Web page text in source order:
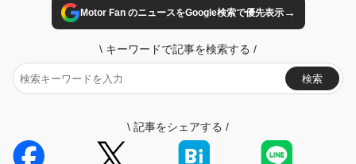
Motor Fan のニュースをGoogle検索で優先表示→
\ キーワードで記事を検索する /
検索
\ 記事をシェアする /